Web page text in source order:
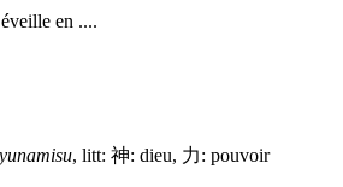
en ....
, litt: 神: dieu, 力: pouvoir